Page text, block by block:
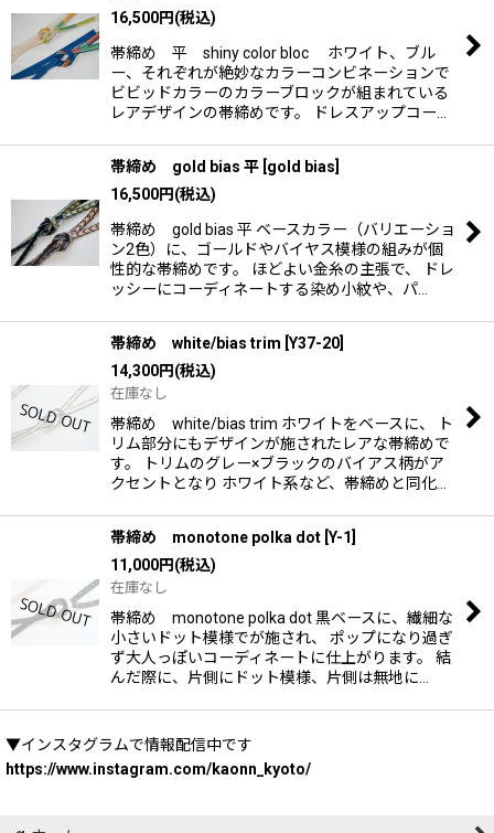
16,500円(税込)
帯締め 平 shiny color bloc ホワイト、ブル
ー、それぞれが絶妙なカラーコンビネーションで
ビビッドカラーのカラーブロックが組まれている
レアデザインの帯締めです。 ドレスアップコー…
帯締め gold bias 平 gold bias
16,500円(税込)
帯締め gold bias 平 ベースカラー（バリエーショ
ン2色）に、ゴールドやバイヤス模様の組みが個
性的な帯締めです。 ほどよい金糸の主張で、 ドレ
ッシーにコーディネートする染め小紋や、パ…
帯締め white/bias trim Y37-20
14,300円(税込)
在庫なし
帯締め white/bias trim ホワイトをベースに、 ト
リム部分にもデザインが施されたレアな帯締めで
す。 トリムのグレー×ブラックのバイアス柄がア
クセントとなり ホワイト系など、帯締めと同化…
帯締め monotone polka dot Y-1
11,000円(税込)
在庫なし
帯締め monotone polka dot 黒ベースに、繊細な
小さいドット模様でが施され、 ポップになり過ぎ
ず大人っぽいコーディネートに仕上がります。 結
んだ際に、片側にドット模様、片側は無地に…
▼インスタグラムで情報配信中です
https://www.instagram.com/kaonn_kyoto/